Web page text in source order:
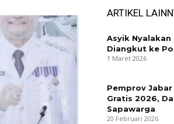
ARTIKEL
Asyik Nyalakan
Diangkut ke
1 Maret 2026
Pemprov
Gratis 2026,
Sapawarga
20 Februari 2026